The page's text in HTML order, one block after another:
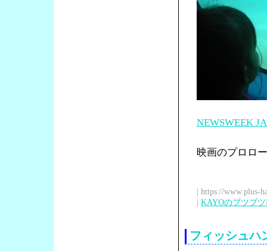
NEWSWEEK
映画のプロロ
| https://www.plus-
| KAYOのブツブ
フィッシュハ